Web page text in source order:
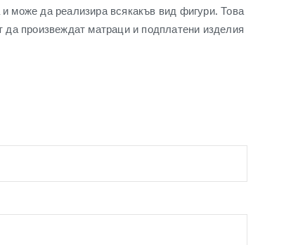
може да реализира всякакъв вид фигури. Това
да произвеждат матраци и подплатени изделия